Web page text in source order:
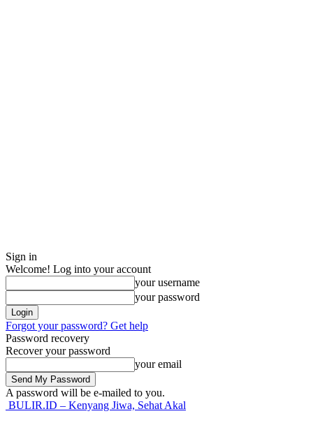
Sign in
Welcome! Log into your account
your username
your password
Forgot your password? Get help
Password recovery
Recover your password
your email
A password will be e-mailed to you.
BULIR.ID – Kenyang Jiwa, Sehat Akal